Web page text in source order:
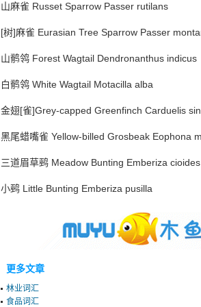
山麻雀 Russet Sparrow Passer rutilans
[树]麻雀 Eurasian Tree Sparrow Passer
山鹡鸰 Forest Wagtail Dendronanthus indicus
白鹡鸰 White Wagtail Motacilla alba
金翅[雀]Grey-capped Greenfinch Carduelis
黑尾蜡嘴雀 Yellow-billed Grosbeak Eophona
三道眉草鹀 Meadow Bunting Emberiza cioides
小鹀 Little Bunting Emberiza pusilla
更多文章
林业词汇
食品词汇